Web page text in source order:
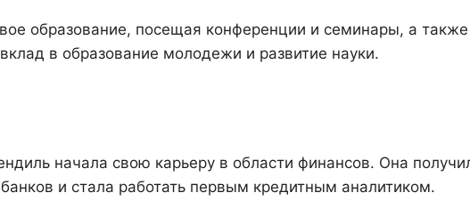
образование, посещая конференции и семинары, а также
в образование молодежи и развитие науки.
начала свою карьеру в области финансов. Она
и стала работать первым кредитным аналитиком.